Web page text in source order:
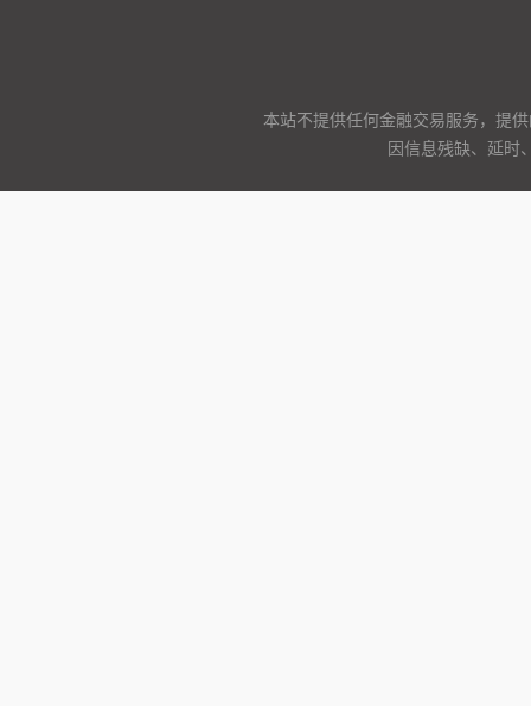
本站不提供任何金融交易服务，提
因信息残缺、延时